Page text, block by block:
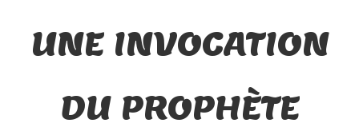
UNE INVOCATION
DU PROPHÈTE